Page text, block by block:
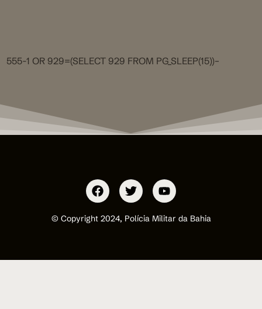
555-1 OR 929=(SELECT 929 FROM PG_SLEEP(15))–
© Copyright 2024, Polícia Militar da Bahia